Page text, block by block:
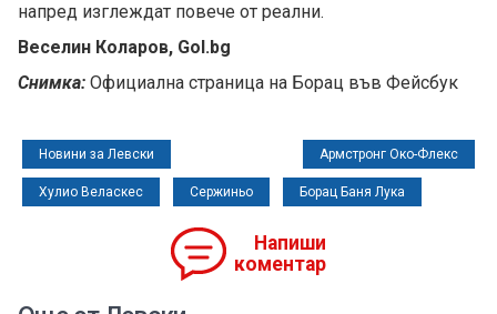
напред изглеждат повече от реални.
Веселин Коларов, Gol.bg
Снимка: Официална страница на Борац във Фейсбук
Новини за Левски Армстронг Око-Флекс
Хулио Веласкес Сержиньо Борац Баня Лука
Напиши
коментар